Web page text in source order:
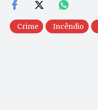
Crime Incêndio